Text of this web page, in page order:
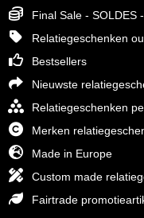
Final Sale - SOLDES
Relatiegeschenken
Bestsellers
Nieuwste
Relatiegeschenken
Merken
Made in Europe
Custom made
Fairtrade